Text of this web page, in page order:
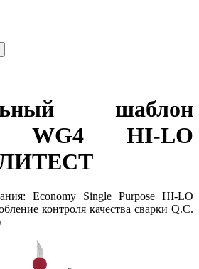
шаблон
WG4 HI-LO
Economy Single Purpose HI-LO
контроля качества сварки Q.C.